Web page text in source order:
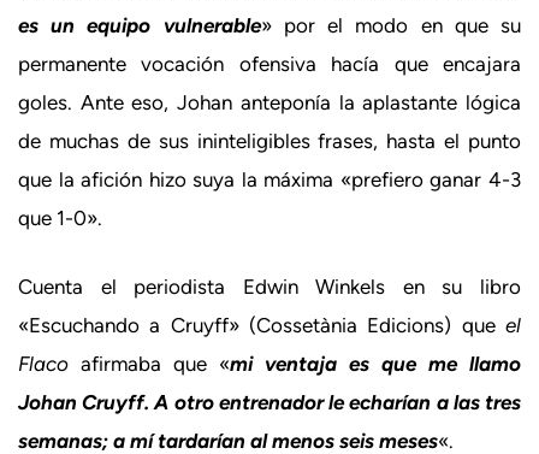
es un equipo vulnerable» por el modo en que su
permanente vocación ofensiva hacía que encajara
goles. Ante eso, Johan anteponía la aplastante lógica
de muchas de sus ininteligibles frases, hasta el punto
que la afición hizo suya la máxima «prefiero ganar 4-3
que 1-0».
Cuenta el periodista Edwin Winkels en su libro
«Escuchando a Cruyff» (Cossetània Edicions) que el
Flaco afirmaba que «mi ventaja es que me llamo
Johan Cruyff. A otro entrenador le echarían a las tres
semanas; a mí tardarían al menos seis meses«.